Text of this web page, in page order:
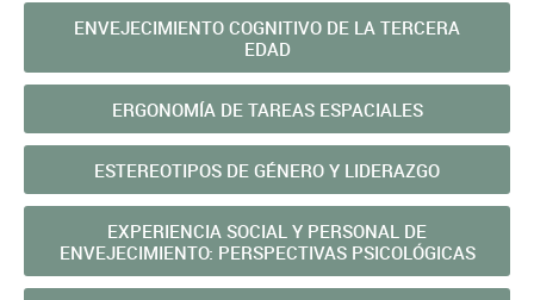
ENVEJECIMIENTO COGNITIVO DE LA TERCERA
EDAD
ERGONOMÍA DE TAREAS ESPACIALES
ESTEREOTIPOS DE GÉNERO Y LIDERAZGO
EXPERIENCIA SOCIAL Y PERSONAL DE
ENVEJECIMIENTO: PERSPECTIVAS PSICOLÓGICAS